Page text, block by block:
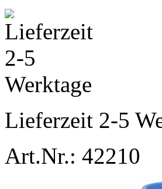
Lieferzeit 2-5
Art.Nr.: 42210